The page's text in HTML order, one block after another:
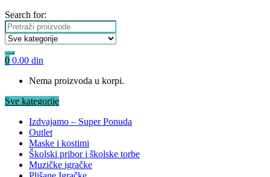
Search for:
0 0.00 din
Nema proizvoda u korpi.
Sve kategorije
Izdvajamo – Super Ponuda
Outlet
Maske i kostimi
Školski pribor i školske torbe
Muzičke igračke